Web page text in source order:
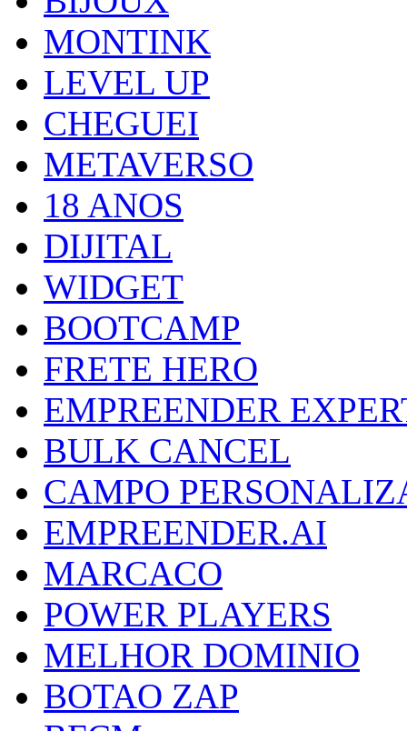
MONTINK
LEVEL UP
CHEGUEI
METAVERSO
18 ANOS
DIJITAL
WIDGET
BOOTCAMP
FRETE HERO
EMPREENDER
BULK CANCEL
CAMPO
EMPREENDER.AI
MARCACO
POWER PLAYERS
MELHOR DOMINIO
BOTAO ZAP